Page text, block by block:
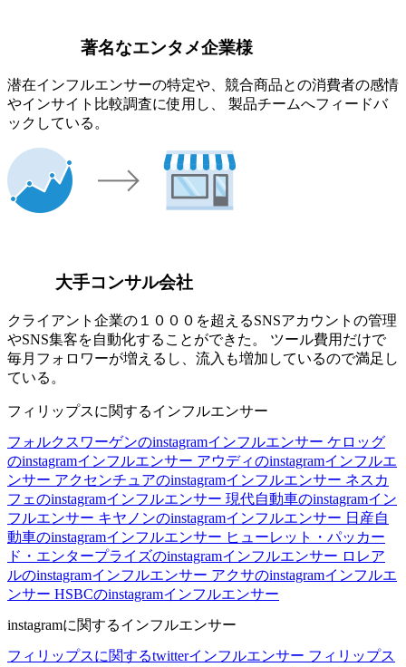
著名なエンタメ企業様
潜在インフルエンサーの特定や、競合商品との消費者の感情
やインサイト比較調査に使用し、 製品チームへフィードバ
ックしている。
大手コンサル会社
クライアント企業の１０００を超えるSNSアカウントの管理
やSNS集客を自動化することができた。 ツール費用だけで
毎月フォロワーが増えるし、流入も増加しているので満足し
ている。
フィリップスに関するインフルエンサー
フォルクスワーゲンのinstagramインフルエンサー ケロッグ
のinstagramインフルエンサー アウディのinstagramインフルエ
ンサー アクセンチュアのinstagramインフルエンサー ネスカ
フェのinstagramインフルエンサー 現代自動車のinstagramイン
フルエンサー キヤノンのinstagramインフルエンサー 日産自
動車のinstagramインフルエンサー ヒューレット・パッカー
ド・エンタープライズのinstagramインフルエンサー ロレア
ルのinstagramインフルエンサー アクサのinstagramインフルエ
ンサー HSBCのinstagramインフルエンサー
instagramに関するインフルエンサー
フィリップスに関するtwitterインフルエンサー フィリップス